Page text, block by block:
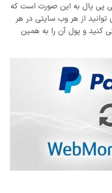
پی پال به این صورت است که
از هر وب سایتی در هر
کنید و پول آن را به همین